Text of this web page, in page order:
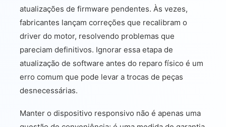
atualizações de firmware pendentes. Às vezes,
fabricantes lançam correções que recalibram o
driver do motor, resolvendo problemas que
pareciam definitivos. Ignorar essa etapa de
atualização de software antes do reparo físico é um
erro comum que pode levar a trocas de peças
desnecessárias.
Manter o dispositivo responsivo não é apenas uma